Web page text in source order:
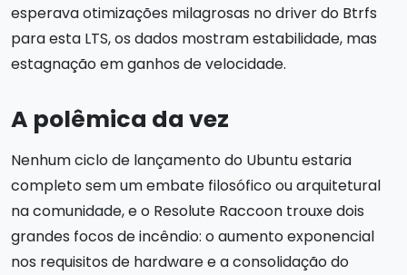
esperava otimizações milagrosas no driver do Btrfs
para esta LTS, os dados mostram estabilidade, mas
estagnação em ganhos de velocidade.
A polêmica da vez
Nenhum ciclo de lançamento do Ubuntu estaria
completo sem um embate filosófico ou arquitetural
na comunidade, e o Resolute Raccoon trouxe dois
grandes focos de incêndio: o aumento exponencial
nos requisitos de hardware e a consolidação do